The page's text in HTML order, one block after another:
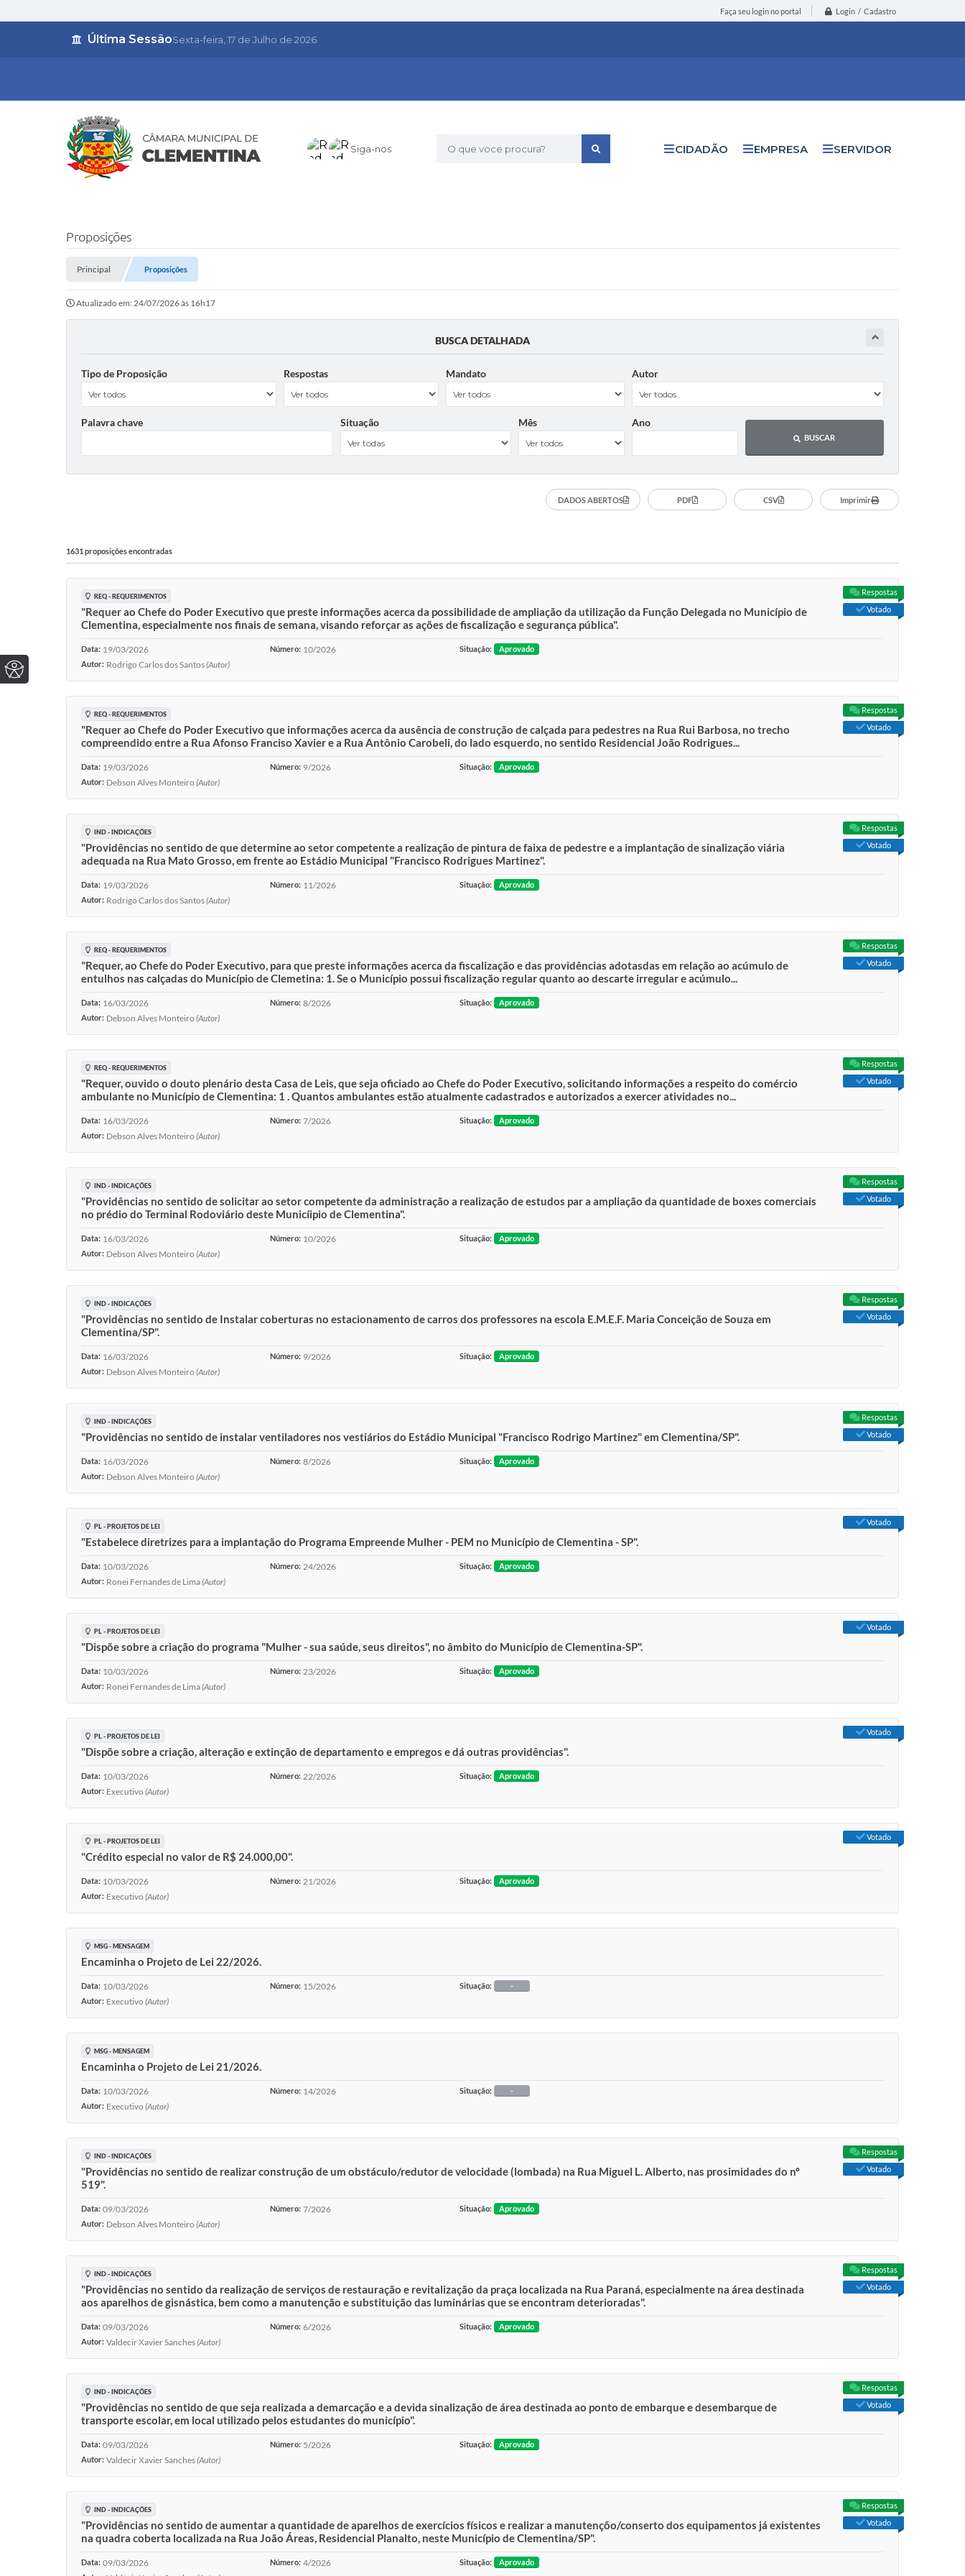
Faça seu login no portal Login / Cadastro
Última SessãoSexta-feira 17 de Julho de 2026
Siga-nos O que voce procura? CIDADÃO EMPRESA SERVIDOR
Proposições
Principal Proposições
Atualizado em: 24/07/2026 às 16h17
BUSCA DETALHADA
Tipo de Proposição Respostas Mandato Autor
Palavra chave Situação Mês Ano
BUSCAR
DADOS ABERTOS PDF CSV Imprimir
1631 proposições encontradas
REQ - REQUERIMENTOS
"Requer ao Chefe do Poder Executivo que preste informações acerca da possibilidade de ampliação da utilização da Função Delegada no Município de
Clementina, especialmente nos finais de semana, visando reforçar as ações de fiscalização e segurança pública".
Data: 19/03/2026 Número: 10/2026 Situação:
Aprovado
Autor: Rodrigo Carlos dos Santos(Autor)
Respostas
Votado
REQ - REQUERIMENTOS
"Requer ao Chefe do Poder Executivo que informações acerca da ausência de construção de calçada para pedestres na Rua Rui Barbosa, no trecho
compreendido entre a Rua Afonso Franciso Xavier e a Rua Antônio Carobeli, do lado esquerdo, no sentido Residencial João Rodrigues...
Data: 19/03/2026 Número: 9/2026 Situação:
Aprovado
Autor: Debson Alves Monteiro (Autor)
Respostas
Votado
IND - INDICAÇÕES
"Providências no sentido de que determine ao setor competente a realização de pintura de faixa de pedestre e a implantação de sinalização viária
adequada na Rua Mato Grosso, em frente ao Estádio Municipal "Francisco Rodrigues Martinez".
Data: 19/03/2026 Número: 11/2026 Situação:
Aprovado
Autor: Rodrigo Carlos dos Santos(Autor)
Respostas
Votado
REQ - REQUERIMENTOS
"Requer, ao Chefe do Poder Executivo, para que preste informações acerca da fiscalização e das providências adotasdas em relação ao acúmulo de
entulhos nas calçadas do Município de Clemetina: 1. Se o Município possui fiscalização regular quanto ao descarte irregular e acúmulo...
Data: 16/03/2026 Número: 8/2026 Situação:
Aprovado
Autor: Debson Alves Monteiro (Autor)
Respostas
Votado
REQ - REQUERIMENTOS
"Requer, ouvido o douto plenário desta Casa de Leis, que seja oficiado ao Chefe do Poder Executivo, solicitando informações a respeito do comércio
ambulante no Município de Clementina: 1 . Quantos ambulantes estão atualmente cadastrados e autorizados a exercer atividades no...
Data: 16/03/2026 Número: 7/2026 Situação:
Aprovado
Autor: Debson Alves Monteiro (Autor)
Respostas
Votado
IND - INDICAÇÕES
"Providências no sentido de solicitar ao setor competente da administração a realização de estudos par a ampliação da quantidade de boxes comerciais
no prédio do Terminal Rodoviário deste Municíipio de Clementina".
Data: 16/03/2026 Número: 10/2026 Situação:
Aprovado
Autor: Debson Alves Monteiro (Autor)
Respostas
Votado
IND - INDICAÇÕES
"Providências no sentido de Instalar coberturas no estacionamento de carros dos professores na escola E.M.E.F. Maria Conceição de Souza em
Clementina/SP".
Data: 16/03/2026 Número: 9/2026 Situação:
Aprovado
Autor: Debson Alves Monteiro (Autor)
Respostas
Votado
IND - INDICAÇÕES
"Providências no sentido de instalar ventiladores nos vestiários do Estádio Municipal "Francisco Rodrigo Martinez" em Clementina/SP".
Data: 16/03/2026 Número: 8/2026 Situação:
Aprovado
Autor: Debson Alves Monteiro (Autor)
Respostas
Votado
PL - PROJETOS DE LEI
"Estabelece diretrizes para a implantação do Programa Empreende Mulher - PEM no Município de Clementina - SP".
Data: 10/03/2026 Número: 24/2026 Situação:
Aprovado
Autor: Ronei Fernandes de Lima(Autor)
Votado
PL - PROJETOS DE LEI
"Dispõe sobre a criação do programa "Mulher - sua saúde, seus direitos", no âmbito do Município de Clementina-SP".
Data: 10/03/2026 Número: 23/2026 Situação:
Aprovado
Autor: Ronei Fernandes de Lima(Autor)
Votado
PL - PROJETOS DE LEI
"Dispõe sobre a criação, alteração e extinção de departamento e empregos e dá outras providências".
Data: 10/03/2026 Número: 22/2026 Situação:
Aprovado
Autor: Executivo (Autor)
Votado
PL - PROJETOS DE LEI
"Crédito especial no valor de R$ 24.000,00".
Data: 10/03/2026 Número: 21/2026 Situação:
Aprovado
Autor: Executivo (Autor)
Votado
MSG - MENSAGEM
Encaminha o Projeto de Lei 22/2026.
Data: 10/03/2026 Número: 15/2026 Situação:
-
Autor: Executivo (Autor)
MSG - MENSAGEM
Encaminha o Projeto de Lei 21/2026.
Data: 10/03/2026 Número: 14/2026 Situação:
-
Autor: Executivo (Autor)
IND - INDICAÇÕES
"Providências no sentido de realizar construção de um obstáculo/redutor de velocidade (lombada) na Rua Miguel L. Alberto, nas prosimidades do nº
519".
Data: 09/03/2026 Número: 7/2026 Situação:
Aprovado
Autor: Debson Alves Monteiro (Autor)
Respostas
Votado
IND - INDICAÇÕES
"Providências no sentido da realização de serviços de restauração e revitalização da praça localizada na Rua Paraná, especialmente na área destinada
aos aparelhos de gisnástica, bem como a manutenção e substituição das luminárias que se encontram deterioradas".
Data: 09/03/2026 Número: 6/2026 Situação:
Aprovado
Autor: Valdecir Xavier Sanches(Autor)
Respostas
Votado
IND - INDICAÇÕES
"Providências no sentido de que seja realizada a demarcação e a devida sinalização de área destinada ao ponto de embarque e desembarque de
transporte escolar, em local utilizado pelos estudantes do município".
Data: 09/03/2026 Número: 5/2026 Situação:
Aprovado
Autor: Valdecir Xavier Sanches(Autor)
Respostas
Votado
IND - INDICAÇÕES
"Providências no sentido de aumentar a quantidade de aparelhos de exercícios físicos e realizar a manutençõo/conserto dos equipamentos já existentes
na quadra coberta localizada na Rua João Áreas, Residencial Planalto, neste Município de Clementina/SP".
Data: 09/03/2026 Número: 4/2026 Situação:
Aprovado
Respostas
Votado